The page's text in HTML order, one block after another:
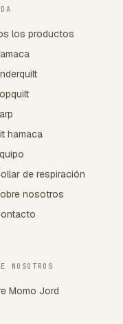
los productos
hamaca
de respiración
nosotros
NOSOTROS
Momo Jord